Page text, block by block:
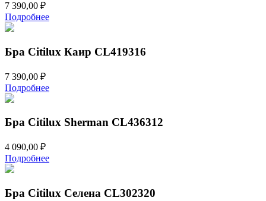
7 390,00 ₽
Подробнее
Бра Citilux Каир CL419316
7 390,00 ₽
Подробнее
Бра Citilux Sherman CL436312
4 090,00 ₽
Подробнее
Бра Citilux Селена CL302320